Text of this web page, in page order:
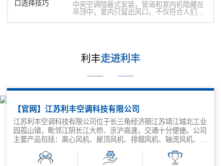
中央空调隐蔽式安装，管道和室内机隐藏在
吊顶中，室内只留出风口，不仅符合人们对
利丰走进利丰
—— ——
【官网】江苏利丰空调科技有限公司
江苏利丰空调科技有限公司位于长三角经济圈江苏靖江城北工业
园孤山镇，毗邻江阴长江大桥、京沪高速，交通十分便捷。公司
主要产品包括：离心风机、屋顶风机、排烟风机、轴流风机、隧
防通风设备等空调设备。